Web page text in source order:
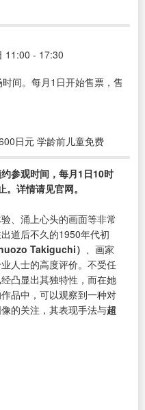
11:00 - 17:30
间。每月1日开始售票，售
日元 学龄前儿童免费
参观时间，每月1日10时
详情请见官网。
、涌上心头的画面等非常
道后不久的1950年代初
Takiguchi） 、画家
人士的高度评价。不受任
凸显出其独特性，而在她
品中，可以观察到一种对
的关注，其表现手法与超